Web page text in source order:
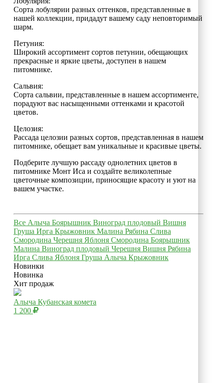
Сорта лобулярии разных оттенков, представленные в
нашей коллекции, придадут вашему саду неповторимый
шарм.
Петуния:
Широкий ассортимент сортов петунии, обещающих
прекрасные и яркие цветы, доступен в нашем
питомнике.
Сальвия:
Сорта сальвии, представленные в нашем ассортименте,
порадуют вас насыщенными оттенками и красотой
цветов.
Целозия:
Рассада целозии разных сортов, представленная в нашем
питомнике, обещает вам уникальные и красивые цветы.
Подберите лучшую рассаду однолетних цветов в
питомнике Монт Иса и создайте великолепные
цветочные композиции, приносящие красоту и уют на
вашем участке.
Все Алыча Боярышник Виноград плодовый Вишня
Груша Ирга Крыжовник Малина Рябина Слива
Смородина Черешня Яблоня Смородина Боярышник
Малина Виноград плодовый Черешня Вишня Рябина
Ирга Слива Яблоня Груша Алыча Крыжовник
Новинки
Новинка
Хит продаж
Алыча Кубанская комета
1 200